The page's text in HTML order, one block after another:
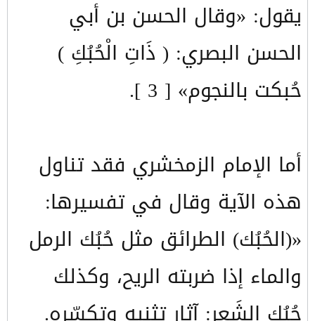
يقول: «وقال الحسن بن أبي
الحسن البصري: ( ذَاتِ الْحُبُكِ )
حُبكت بالنجوم» [ 3 ].
أما الإمام الزمخشري فقد تناول
هذه الآية وقال في تفسيرها:
«(الحُبُك) الطرائق مثل حُبُك الرمل
والماء إذا ضربته الريح، وكذلك